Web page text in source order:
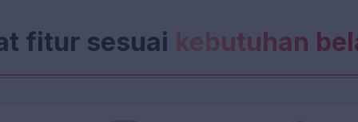
Adventure & Teman Belajar
6x Tryout Premium
Tryout Premium aktif
2027
fitur sesuai kebutuhan